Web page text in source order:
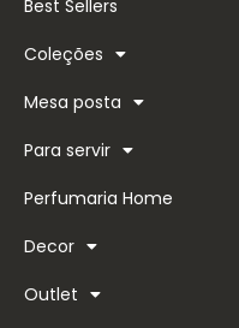
Best Sellers
Coleções
Mesa posta
Para servir
Perfumaria Home
Decor
Outlet